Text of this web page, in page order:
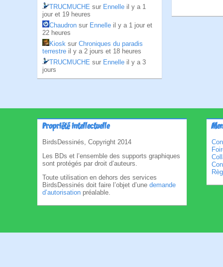
TRUCMUCHE sur Ennelle il y a 1
jour et 19 heures
Chaudron sur Ennelle il y a 1 jour et
22 heures
Kiosk sur Chroniques du paradis
terrestre il y a 2 jours et 18 heures
TRUCMUCHE sur Ennelle il y a 3
jours
Propriété intellectuelle
BirdsDessinés, Copyright 2014
Les BDs et l’ensemble des supports graphiques
sont protégés par droit d’auteurs.
Toute utilisation en dehors des services
BirdsDessinés doit faire l’objet d’une demande
d’autorisation préalable.